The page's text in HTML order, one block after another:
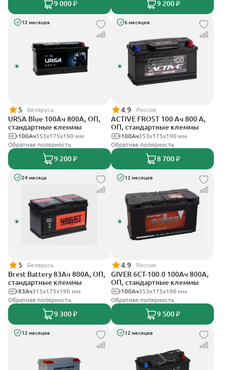
9 000 ₽ 9 200 ₽
12 месяцев
5 Беларусь
URSA Blue 100Ач 800А, ОП,
стандартные клеммы
353х175х190 мм
100Ач
Обратная полярность
9 200 ₽
6 месяцев
4.9 Россия
ACTIVE FROST 100 Ач 800 А,
ОП, стандартные клеммы
353х175х190 мм
100Ач
Обратная полярность
8 700 ₽
24 месяца
5 Беларусь
Brest Battery 83Ач 800А, ОП,
стандартные клеммы
315x175x190 мм
83Ач
Обратная полярность
9 300 ₽
12 месяцев
4.9 Россия
GIVER 6CT-100.0 100Ач 800А,
ОП, стандартные клеммы
353х175х190 мм
100Ач
Обратная полярность
9 500 ₽
12 месяцев 12 месяцев